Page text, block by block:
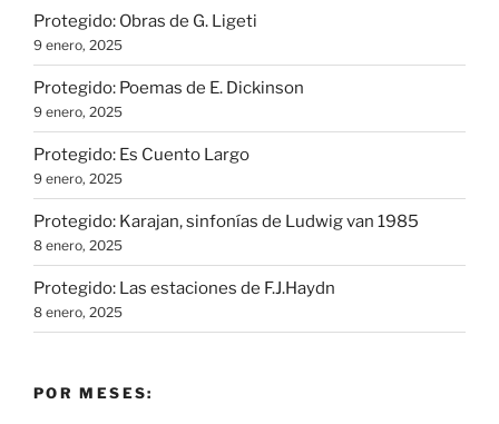
Protegido: Obras de G. Ligeti
9 enero, 2025
Protegido: Poemas de E. Dickinson
9 enero, 2025
Protegido: Es Cuento Largo
9 enero, 2025
Protegido: Karajan, sinfonías de Ludwig van 1985
8 enero, 2025
Protegido: Las estaciones de F.J.Haydn
8 enero, 2025
POR MESES: